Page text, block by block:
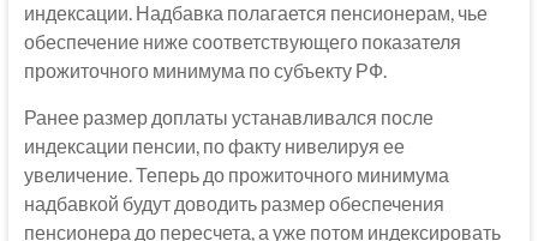
индексации. Надбавка полагается пенсионерам, чье
обеспечение ниже соответствующего показателя
прожиточного минимума по субъекту РФ.
Ранее размер доплаты устанавливался после
индексации пенсии, по факту нивелируя ее
увеличение. Теперь до прожиточного минимума
надбавкой будут доводить размер обеспечения
пенсионера до пересчета, а уже потом индексировать